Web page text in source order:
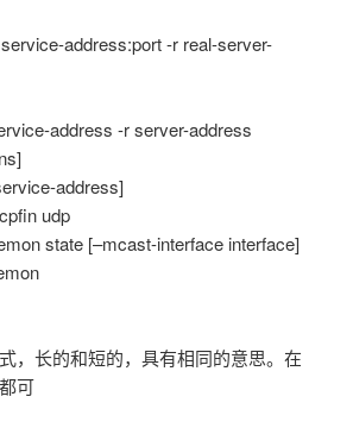
address:port -r real-server-
address -r server-address
address]
udp
state [–mcast-interface interface]
，长的和短的，具有相同的意思。在
可